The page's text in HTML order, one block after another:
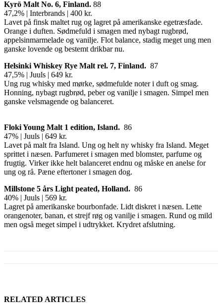
Kyrö Malt No. 6, Finland. 88
47,2% | Interbrands | 400 kr.
Lavet på finsk maltet rug og lagret på amerikanske egetræsfade.
Orange i duften. Sødmefuld i smagen med nybagt rugbrød,
appelsinmarmelade og vanilje. Flot balance, stadig meget ung men
ganske lovende og bestemt drikbar nu.
Helsinki Whiskey Rye Malt rel. 7, Finland. 87
47,5% | Juuls | 649 kr.
Ung rug whisky med mørke, sødmefulde noter i duft og smag.
Honning, nybagt rugbrød, peber og vanilje i smagen. Simpel men
ganske velsmagende og balanceret.
Floki Young Malt 1 edition, Island. 86
47% | Juuls | 649 kr.
Lavet på malt fra Island. Ung og helt ny whisky fra Island. Meget
sprittet i næsen. Parfumeret i smagen med blomster, parfume og
frugtig. Virker ikke helt balanceret endnu og måske en anelse for
ung og rå. Pæne eftertoner i smagen dog.
Millstone 5 års Light peated, Holland. 86
40% | Juuls | 569 kr.
Lagret på amerikanske bourbonfade. Lidt diskret i næsen. Lette
orangenoter, banan, et strejf røg og vanilje i smagen. Rund og mild
men også meget simpel i udtrykket. Krydret afslutning.
RELATED ARTICLES